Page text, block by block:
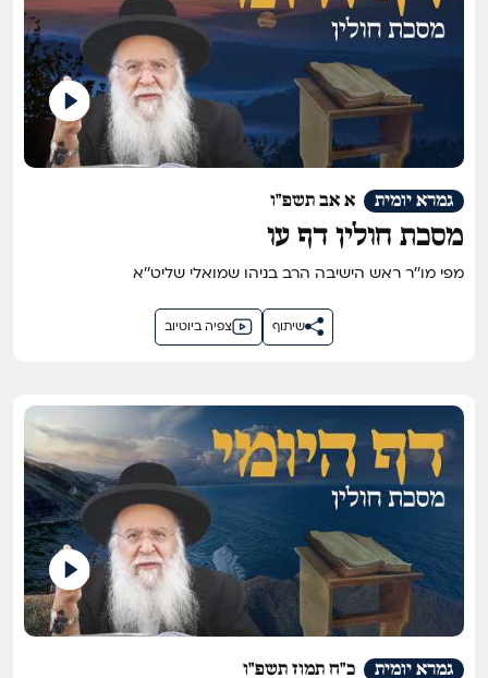
א אב תשפ"ו גמרא יומית
מסכת חולין דף עו
מפי מו''ר ראש הישיבה הרב בניהו שמואלי שליט''א
צפיה ביוטיוב שיתוף
כ"ח תמוז תשפ"ו גמרא יומית